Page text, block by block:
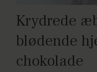
Krydrede
blødende
chokolade